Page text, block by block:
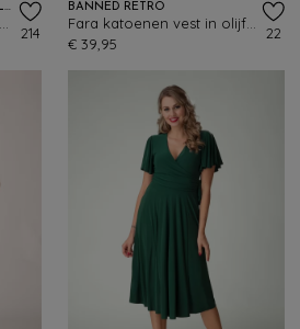
TOPVINTAGE BOUTIQUE COLLECTION
214
BANNED RETRO
€ 39,95
22